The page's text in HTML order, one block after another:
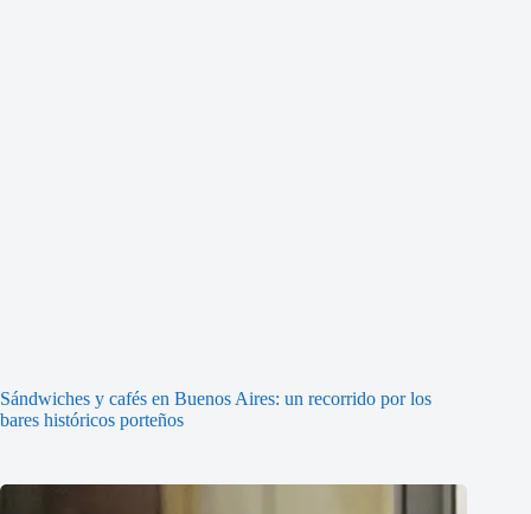
Sándwiches y cafés en Buenos Aires: un recorrido por los
bares históricos porteños